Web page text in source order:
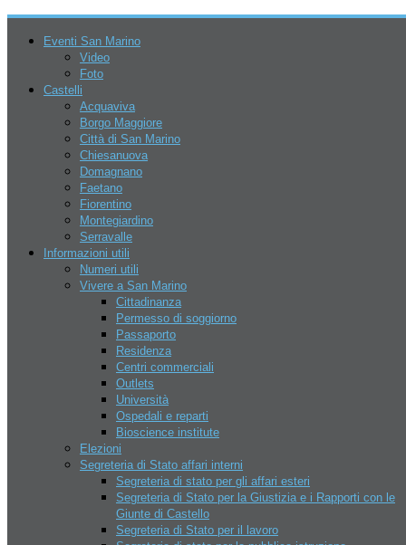
Eventi San Marino
Video
Foto
Castelli
Acquaviva
Borgo Maggiore
Città di San Marino
Chiesanuova
Domagnano
Faetano
Fiorentino
Montegiardino
Serravalle
Informazioni utili
Numeri utili
Vivere a San Marino
Cittadinanza
Permesso di soggiorno
Passaporto
Residenza
Centri commerciali
Outlets
Università
Ospedali e reparti
Bioscience institute
Elezioni
Segreteria di Stato affari interni
Segreteria di stato per gli affari esteri
Segreteria di Stato per la Giustizia e i Rapporti con le
Giunte di Castello
Segreteria di Stato per il lavoro
6 Agosto 2026
San Marino
Go Kart – Kart Legend
Sky Park Adventures
AERO CLUB
Crossodromo Baldasserona
Il CONS e le federazioni sportive
Lago di Faetano – Pesca sportiva
Moto gp
Multi eventi sport domus